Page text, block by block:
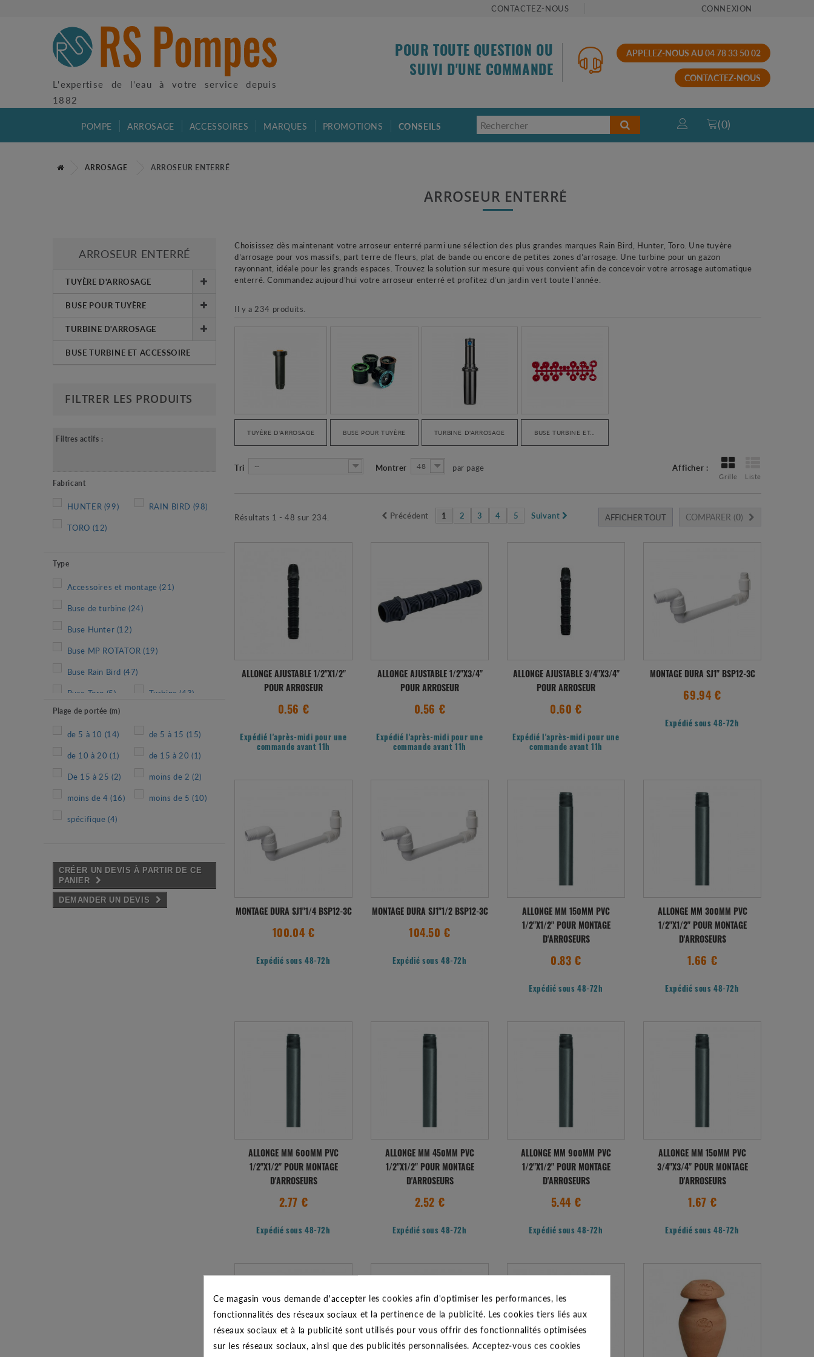
CONTACTEZ-NOUS CONNEXION
L'expertise de l'eau à votre service depuis
1882
POUR TOUTE QUESTION OU
SUIVI D'UNE COMMANDE
APPELEZ-NOUS AU 04 78 33 50 02
CONTACTEZ-NOUS
POMPE ARROSAGE ACCESSOIRES MARQUES PROMOTIONS CONSEILS (0)
ARROSAGE ARROSEUR ENTERRÉ
ARROSEUR ENTERRÉ
TUYÈRE D'ARROSAGE
BUSE POUR TUYÈRE
TURBINE D'ARROSAGE
BUSE TURBINE ET ACCESSOIRE
FILTRER LES PRODUITS
Filtres actifs :
Fabricant
HUNTER (99) RAIN BIRD (98)
TORO (12)
Type
Accessoires et montage (21)
Buse de turbine (24)
Buse Hunter (12)
Buse MP ROTATOR (19)
Buse Rain Bird (47)
Buse Toro (5) Turbine (43)
Tuyère(41)
Plage de portée (m)
de 5 à 10 (14) de 5 à 15 (15)
de 10 à 20 (1) de 15 à 20 (1)
De 15 à 25 (2) moins de 2 (2)
moins de 4 (16) moins de 5 (10)
spécifique (4)
CRÉER UN DEVIS À PARTIR DE CE
PANIER
DEMANDER UN DEVIS
ARROSEUR ENTERRÉ
Choisissez dès maintenant votre arroseur enterré parmi une sélection des plus grandes marques Rain Bird, Hunter, Toro. Une tuyère
d’arrosage pour vos massifs, part terre de fleurs, plat de bande ou encore de petites zones d’arrosage. Une turbine pour un gazon
rayonnant, idéale pour les grands espaces. Trouvez la solution sur mesure qui vous convient afin de concevoir votre arrosage automatique
enterré. Commandez aujourd’hui votre arroseur enterré et profitez d’un jardin vert toute l’année.
Il y a 234 produits.
TUYÈRE D'ARROSAGE BUSE POUR TUYÈRE TURBINE D'ARROSAGE BUSE TURBINE ET...
Afficher :
Grille Liste
Tri -- Montrer 48 par page
COMPARER (0)
AFFICHER TOUT
Précédent 1 2 3 4 5 Suivant
Résultats 1 - 48 sur 234.
ALLONGE AJUSTABLE 1/2"X1/2"
POUR ARROSEUR
0.56 €
Expédié l'après-midi pour une
commande avant 11h
ALLONGE AJUSTABLE 1/2"X3/4"
POUR ARROSEUR
0.56 €
Expédié l'après-midi pour une
commande avant 11h
ALLONGE AJUSTABLE 3/4"X3/4"
POUR ARROSEUR
0.60 €
Expédié l'après-midi pour une
commande avant 11h
MONTAGE DURA SJ1" BSP12-3C
69.94 €
Expédié sous 48-72h
MONTAGE DURA SJ1"1/4 BSP12-3C
100.04 €
Expédié sous 48-72h
MONTAGE DURA SJ1"1/2 BSP12-3C
104.50 €
Expédié sous 48-72h
ALLONGE MM 150MM PVC
1/2"X1/2" POUR MONTAGE
D'ARROSEURS
0.83 €
Expédié sous 48-72h
ALLONGE MM 300MM PVC
1/2"X1/2" POUR MONTAGE
D'ARROSEURS
1.66 €
Expédié sous 48-72h
ALLONGE MM 600MM PVC
1/2"X1/2" POUR MONTAGE
D'ARROSEURS
2.77 €
Expédié sous 48-72h
ALLONGE MM 450MM PVC
1/2"X1/2" POUR MONTAGE
D'ARROSEURS
2.52 €
Expédié sous 48-72h
ALLONGE MM 900MM PVC
1/2"X1/2" POUR MONTAGE
D'ARROSEURS
5.44 €
Expédié sous 48-72h
ALLONGE MM 150MM PVC
3/4"X3/4" POUR MONTAGE
D'ARROSEURS
1.67 €
Expédié sous 48-72h
Ce magasin vous demande d'accepter les cookies afin d'optimiser les performances, les
fonctionnalités des réseaux sociaux et la pertinence de la publicité. Les cookies tiers liés aux
réseaux sociaux et à la publicité sont utilisés pour vous offrir des fonctionnalités optimisées
sur les réseaux sociaux, ainsi que des publicités personnalisées. Acceptez-vous ces cookies